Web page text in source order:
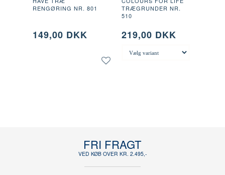
RENGØRING NR. 801
149,00 DKK
TILFØJ ØNSKELISTE
TRÆGRUNDER NR.
510
219,00 DKK
FRI FRAGT
VED KØB OVER KR. 2.495,-